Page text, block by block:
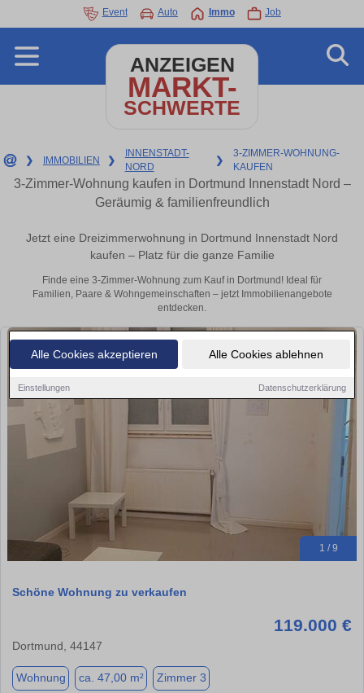
Alle Cookies akzeptieren Alle Cookies ablehnen
Einstellungen Datenschutzerklärung
Event Auto Immo Job
ANZEIGEN
MARKT-
SCHWERTE
❯ IMMOBILIEN ❯
INNENSTADT-
NORD
❯
3-ZIMMER-WOHNUNG-
KAUFEN
3-Zimmer-Wohnung kaufen in Dortmund Innenstadt Nord –
Geräumig & familienfreundlich
Jetzt eine Dreizimmerwohnung in Dortmund Innenstadt Nord
kaufen – Platz für die ganze Familie
Finde eine 3-Zimmer-Wohnung zum Kauf in Dortmund! Ideal für
Familien, Paare & Wohngemeinschaften – jetzt Immobilienangebote
entdecken.
1 / 9
Schöne Wohnung zu verkaufen
119.000 €
Dortmund, 44147
Wohnung ca. 47,00 m² Zimmer 3